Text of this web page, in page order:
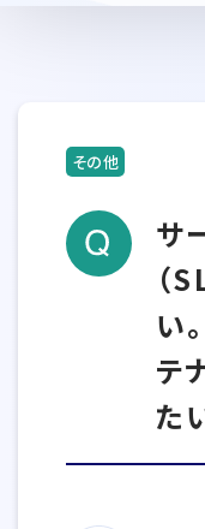
その他
サ
（
い
テ
た